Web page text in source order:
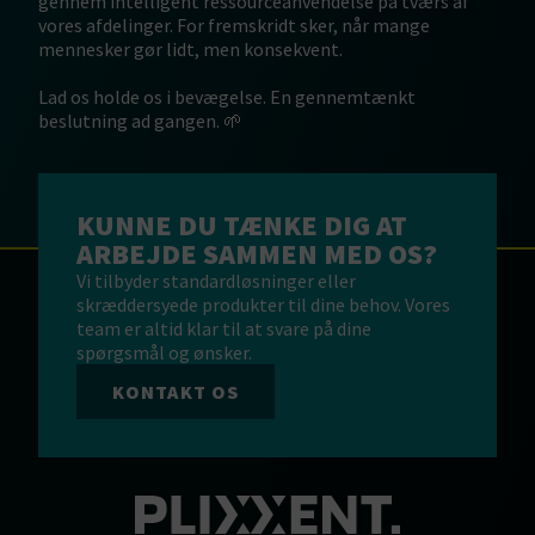
vores afdelinger. For fremskridt sker, når mange
mennesker gør lidt, men konsekvent.
Lad os holde os i bevægelse. En gennemtænkt
beslutning ad gangen. 🌱
KUNNE DU TÆNKE DIG AT
ARBEJDE SAMMEN MED OS?
Vi tilbyder standardløsninger eller
skræddersyede produkter til dine behov. Vores
team er altid klar til at svare på dine
spørgsmål og ønsker.
KONTAKT OS